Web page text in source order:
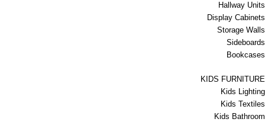
Hallway Units
Display Cabinets
Storage Walls
Sideboards
Bookcases
KIDS FURNITURE
Kids Lighting
Kids Textiles
Kids Bathroom